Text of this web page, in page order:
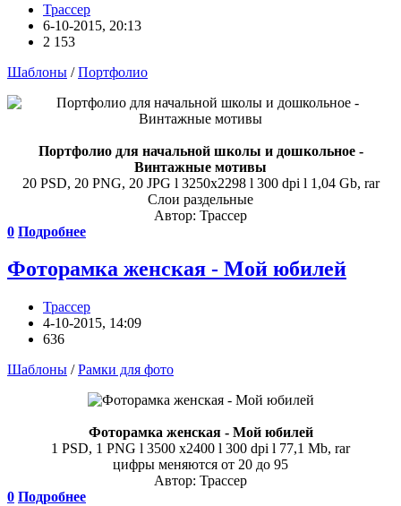
Трассер
6-10-2015, 20:13
2 153
Шаблоны /Портфолио
Портфолио для начальной школы и дошкольное -
Винтажные мотивы
20 PSD, 20 PNG, 20 JPG l 3250x2298 l 300 dpi l 1,04 Gb, rar
Слои раздельные
Автор: Трассер
0 Подробнее
Фоторамка женская - Мой юбилей
Трассер
4-10-2015, 14:09
636
Шаблоны /Рамки для фото
Фоторамка женская - Мой юбилей
1 PSD, 1 PNG l 3500 x2400 l 300 dpi l 77,1 Mb, rar
цифры меняются от 20 до 95
Автор: Трассер
0 Подробнее